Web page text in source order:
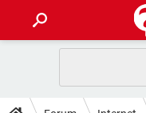
TIPPS & TRICKS